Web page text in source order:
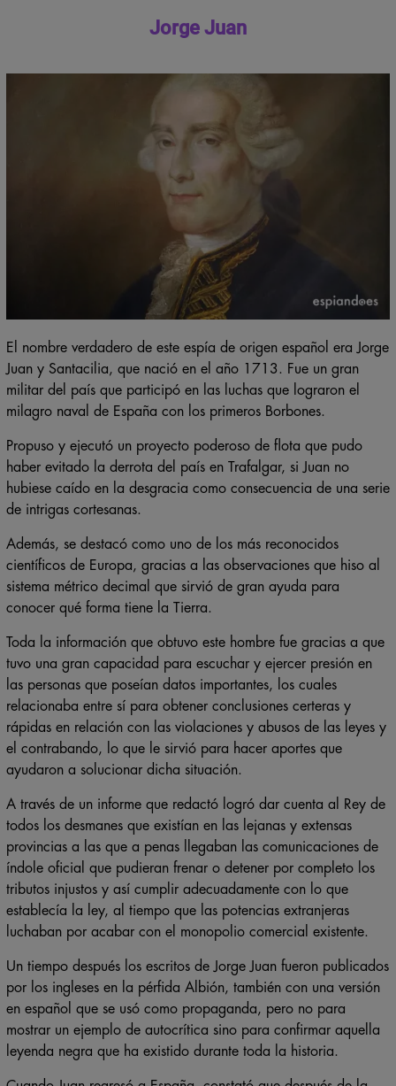
Jorge Juan
El nombre verdadero de este espía de origen español era Jorge
Juan y Santacilia, que nació en el año 1713. Fue un gran
militar del país que participó en las luchas que lograron el
Propuso y ejecutó un proyecto poderoso de flota que pudo
haber evitado la derrota del país en Trafalgar, si Juan no
hubiese caído en la desgracia como consecuencia de una serie
Además, se destacó como uno de los más reconocidos
científicos de Europa, gracias a las observaciones que hiso al
sistema métrico decimal que sirvió de gran ayuda para
Toda la información que obtuvo este hombre fue gracias a que
tuvo una gran capacidad para escuchar y ejercer presión en
las personas que poseían datos importantes, los cuales
relacionaba entre sí para obtener conclusiones certeras y
rápidas en relación con las violaciones y abusos de las leyes y
el contrabando, lo que le sirvió para hacer aportes que
A través de un informe que redactó logró dar cuenta al Rey de
todos los desmanes que existían en las lejanas y extensas
provincias a las que a penas llegaban las comunicaciones de
índole oficial que pudieran frenar o detener por completo los
tributos injustos y así cumplir adecuadamente con lo que
establecía la ley, al tiempo que las potencias extranjeras
Un tiempo después los escritos de Jorge Juan fueron publicados
por los ingleses en la pérfida Albión, también con una versión
en español que se usó como propaganda, pero no para
mostrar un ejemplo de autocrítica sino para confirmar aquella